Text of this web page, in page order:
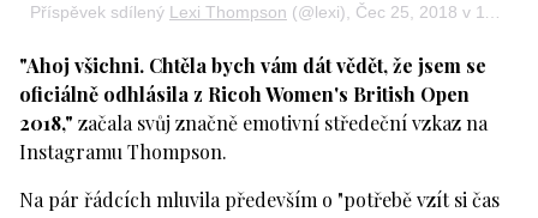
Příspěvek sdílený Lexi Thompson (@lexi), Čec 25, 2018 v 11:38 PDT
"Ahoj všichni. Chtěla bych vám dát vědět, že jsem se
oficiálně odhlásila z Ricoh Women's British Open
2018," začala svůj značně emotivní středeční vzkaz na
Instagramu Thompson.
Na pár řádcích mluvila především o "potřebě vzít si čas